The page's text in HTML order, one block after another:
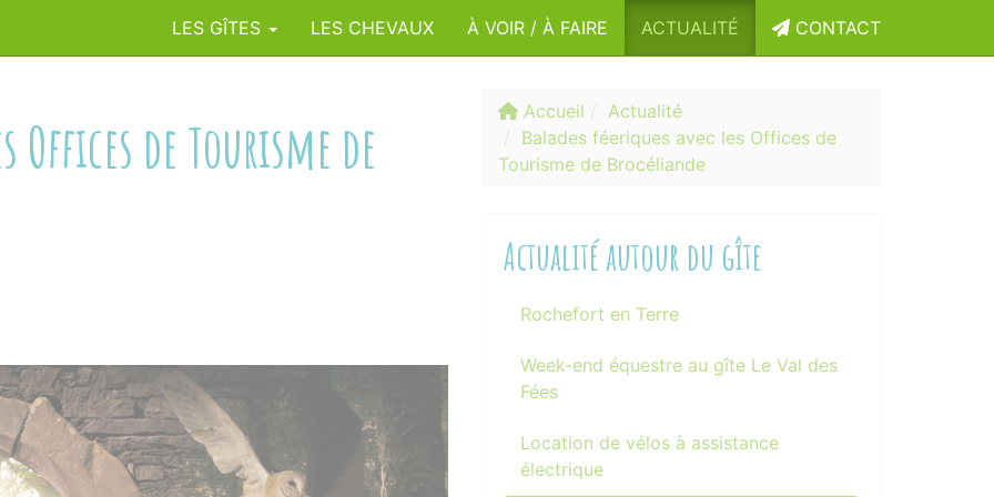
LES GÎTES LES CHEVAUX À VOIR / À FAIRE ACTUALITÉ CONTACT
Offices de Tourisme de
Accueil
Actualité
Balades féeriques avec les Offices de
Tourisme de Brocéliande
Actualité autour du gîte
Rochefort en Terre
Week-end équestre au gîte Le Val des
Fées
Location de vélos à assistance
électrique